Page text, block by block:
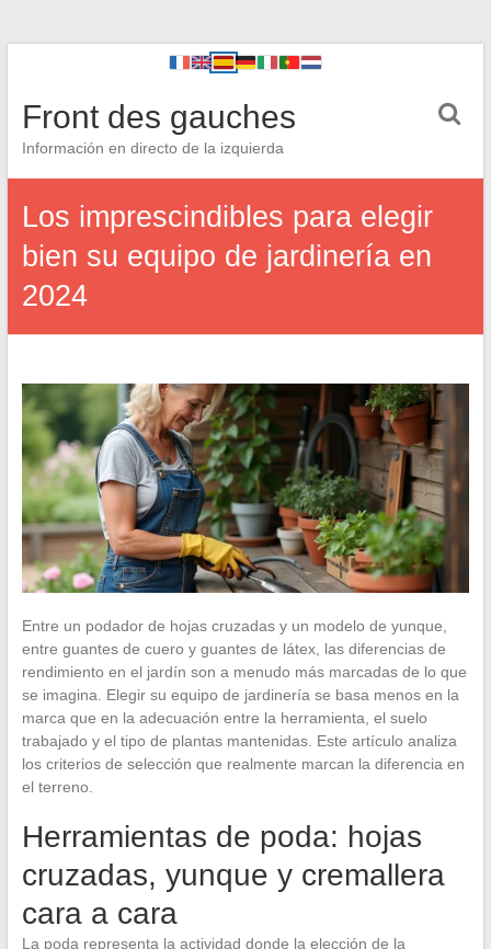
Front des gauches
Información en directo de la izquierda
Los imprescindibles para elegir
bien su equipo de jardinería en
2024
Entre un podador de hojas cruzadas y un modelo de yunque,
entre guantes de cuero y guantes de látex, las diferencias de
rendimiento en el jardín son a menudo más marcadas de lo que
se imagina. Elegir su equipo de jardinería se basa menos en la
marca que en la adecuación entre la herramienta, el suelo
trabajado y el tipo de plantas mantenidas. Este artículo analiza
los criterios de selección que realmente marcan la diferencia en
el terreno.
Herramientas de poda: hojas
cruzadas, yunque y cremallera
cara a cara
La poda representa la actividad donde la elección de la